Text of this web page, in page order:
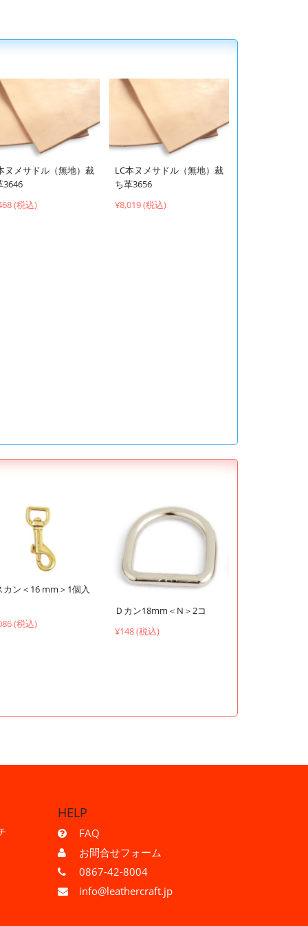
ヌメサドル（無地）裁
3646
(税込)
LC本ヌメサドル（無地）裁
ち革3656
¥8,019 (税込)
カン＜16 mm＞1個入
(税込)
Ｄカン18mm＜N＞2コ
¥148 (税込)
HELP
FAQ
お問合せフォーム
0867-42-8004
info@leathercraft.jp